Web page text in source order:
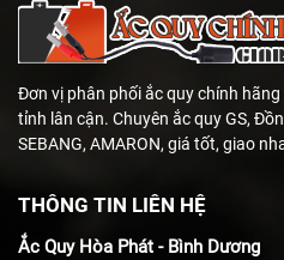
Đơn vị phân phối ắc quy chính
tỉnh lân cận. Chuyên ắc quy GS,
SEBANG, AMARON, giá tốt, giao
THÔNG TIN LIÊN HỆ
Ắc Quy Hòa Phát - Bình Dương